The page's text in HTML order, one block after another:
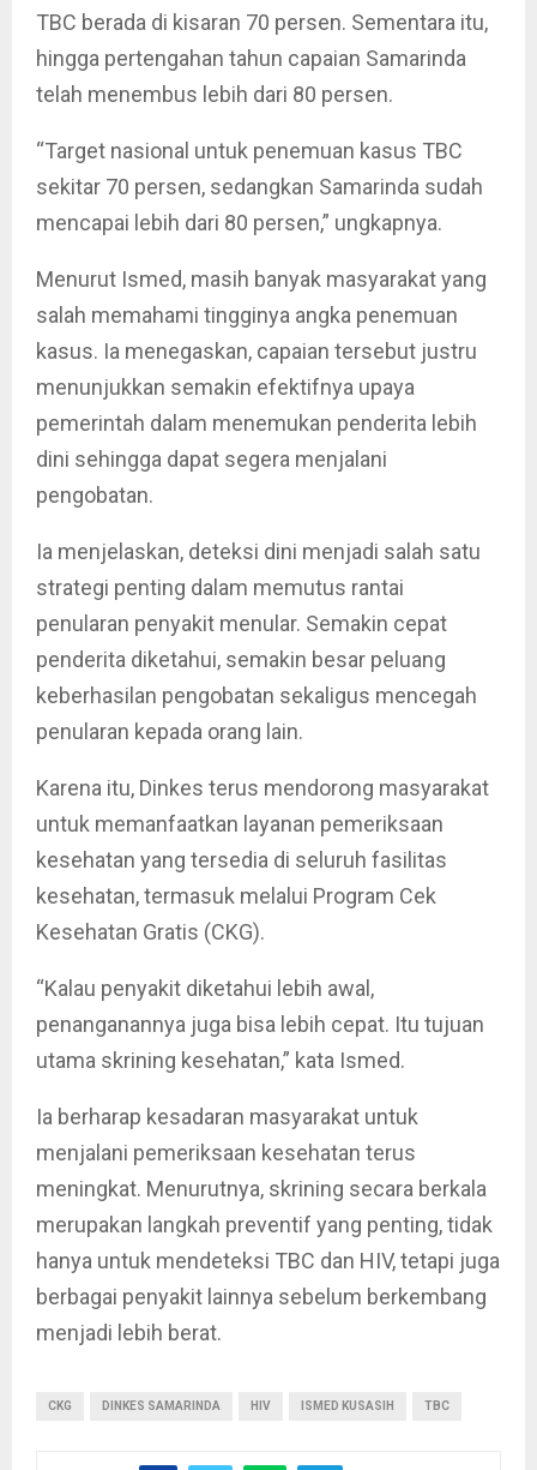
TBC berada di kisaran 70 persen. Sementara itu,
hingga pertengahan tahun capaian Samarinda
telah menembus lebih dari 80 persen.
“Target nasional untuk penemuan kasus TBC
sekitar 70 persen, sedangkan Samarinda sudah
mencapai lebih dari 80 persen,” ungkapnya.
Menurut Ismed, masih banyak masyarakat yang
salah memahami tingginya angka penemuan
kasus. Ia menegaskan, capaian tersebut justru
menunjukkan semakin efektifnya upaya
pemerintah dalam menemukan penderita lebih
dini sehingga dapat segera menjalani
pengobatan.
Ia menjelaskan, deteksi dini menjadi salah satu
strategi penting dalam memutus rantai
penularan penyakit menular. Semakin cepat
penderita diketahui, semakin besar peluang
keberhasilan pengobatan sekaligus mencegah
penularan kepada orang lain.
Karena itu, Dinkes terus mendorong masyarakat
untuk memanfaatkan layanan pemeriksaan
kesehatan yang tersedia di seluruh fasilitas
kesehatan, termasuk melalui Program Cek
Kesehatan Gratis (CKG).
“Kalau penyakit diketahui lebih awal,
penanganannya juga bisa lebih cepat. Itu tujuan
utama skrining kesehatan,” kata Ismed.
Ia berharap kesadaran masyarakat untuk
menjalani pemeriksaan kesehatan terus
meningkat. Menurutnya, skrining secara berkala
merupakan langkah preventif yang penting, tidak
hanya untuk mendeteksi TBC dan HIV, tetapi juga
berbagai penyakit lainnya sebelum berkembang
menjadi lebih berat.
CKG DINKES SAMARINDA HIV ISMED KUSASIH TBC